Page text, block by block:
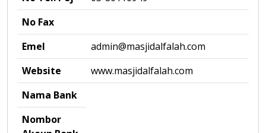
No Fax
Emel
admin@masjidalfalah.com
Website
www.masjidalfalah.com
Nama Bank
Nombor